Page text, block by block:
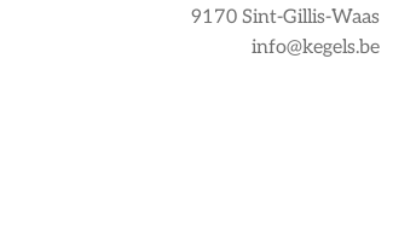
9170 Sint-Gillis-Waas
info@kegels.be